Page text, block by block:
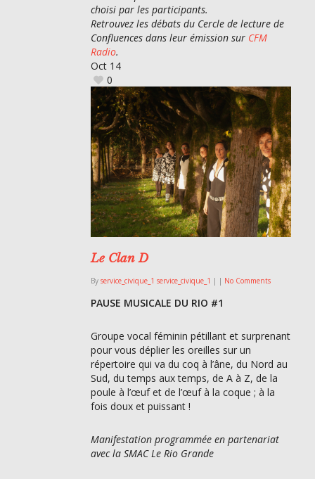
choisi par les participants.
Retrouvez les débats du Cercle de lecture de
Confluences dans leur émission sur CFM
Radio.
Oct 14
0
Le Clan D
By service_civique_1 service_civique_1 | | No Comments
PAUSE MUSICALE DU RIO #1
Groupe vocal féminin pétillant et surprenant
pour vous déplier les oreilles sur un
répertoire qui va du coq à l’âne, du Nord au
Sud, du temps aux temps, de A à Z, de la
poule à l’œuf et de l’œuf à la coque ; à la
fois doux et puissant !
Manifestation programmée en partenariat
avec la SMAC Le Rio Grande